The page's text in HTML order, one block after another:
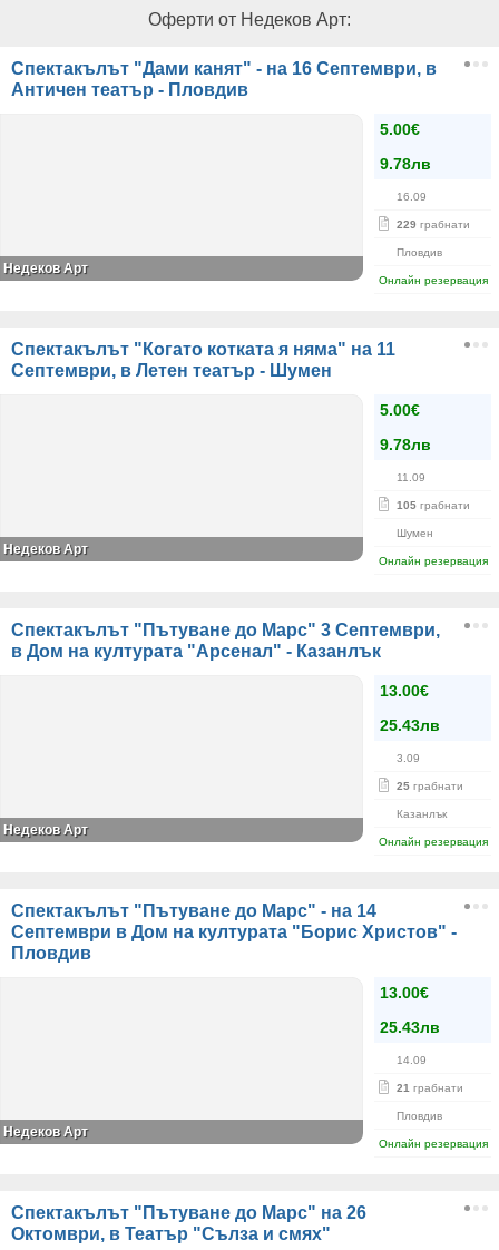
Оферти от Недеков Арт:
Спектакълът "Дами канят" - на 16 Септември, в
Античен театър - Пловдив
5.00€
9.78лв
16.09
229 грабнати
Пловдив
Онлайн резервация
Недеков Арт
Спектакълът "Когато котката я няма" на 11
Септември, в Летен театър - Шумен
5.00€
9.78лв
11.09
105 грабнати
Шумен
Онлайн резервация
Недеков Арт
Спектакълът "Пътуване до Марс" 3 Септември,
в Дом на културата "Арсенал" - Казанлък
13.00€
25.43лв
3.09
25 грабнати
Казанлък
Онлайн резервация
Недеков Арт
Спектакълът "Пътуване до Марс" - на 14
Септември в Дом на културата "Борис Христов" -
Пловдив
13.00€
25.43лв
14.09
21 грабнати
Пловдив
Онлайн резервация
Недеков Арт
Спектакълът "Пътуване до Марс" на 26
Октомври, в Театър "Сълза и смях"